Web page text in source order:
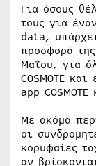
Για όσους
τους για
data,
προσφορά της
Μαΐου, για
COSMOTE
app COSMOTE
Με ακόμα
οι
κορυφαίες
αν